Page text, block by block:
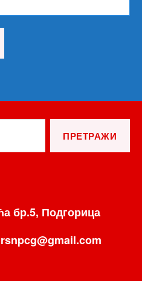
бр.5, Подгорица